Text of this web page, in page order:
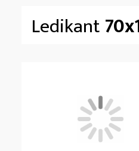
Ledikant